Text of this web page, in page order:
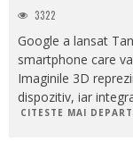
3322
Google a lansat
smartphone care
Imaginile 3D
dispozitiv, iar
CITESTE MAI